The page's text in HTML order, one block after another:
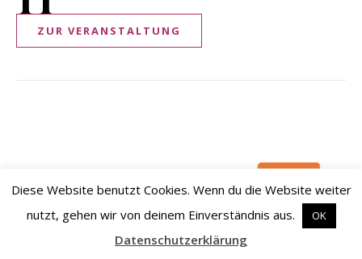
ZUR VERANSTALTUNG
Diese Website benutzt Cookies. Wenn du die Website weiter
nutzt, gehen wir von deinem Einverständnis aus.
OK
Datenschutzerklärung